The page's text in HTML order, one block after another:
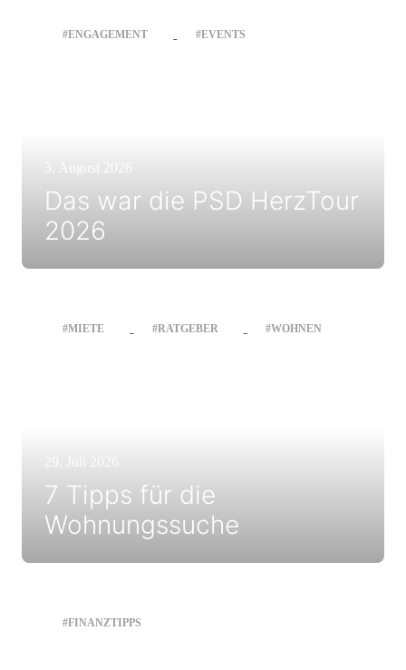
#ENGAGEMENT #EVENTS
3. August 2026
Das war die PSD HerzTour
2026
#MIETE #RATGEBER #WOHNEN
29. Juli 2026
7 Tipps für die
Wohnungssuche
#FINANZTIPPS